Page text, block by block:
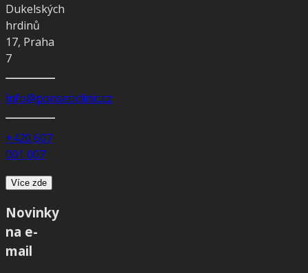
Dukelských
hrdinů
17, Praha
7
info@ponseticlinic.cz
+420 607
001 007
Více zde
Novinky
na e-
mail